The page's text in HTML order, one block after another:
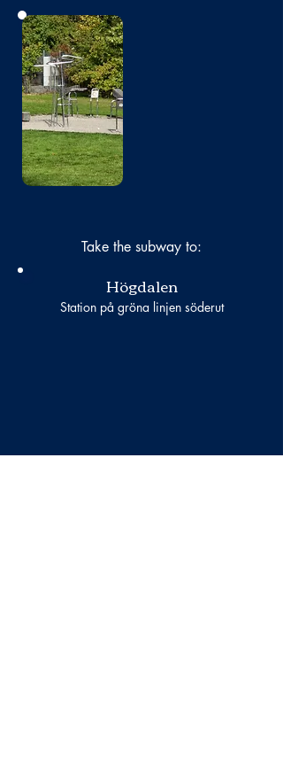
No photo
Take the subway to:
Högdalen
Station på gröna linjen söderut